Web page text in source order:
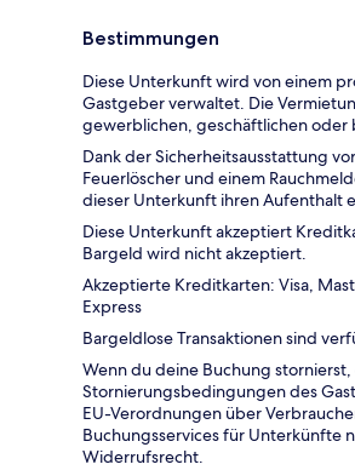
Bestimmungen
Diese Unterkunft wird von einem
Gastgeber verwaltet. Die
gewerblichen, geschäftlichen oder
Dank der Sicherheitsausstattung
Feuerlöscher und einem
dieser Unterkunft ihren Aufenthalt
Diese Unterkunft akzeptiert
Bargeld wird nicht akzeptiert.
Akzeptierte Kreditkarten: Visa,
Express
Bargeldlose Transaktionen sind
Wenn du deine Buchung
Stornierungsbedingungen des
EU-Verordnungen über
Buchungsservices für Unterkünfte
Widerrufsrecht.